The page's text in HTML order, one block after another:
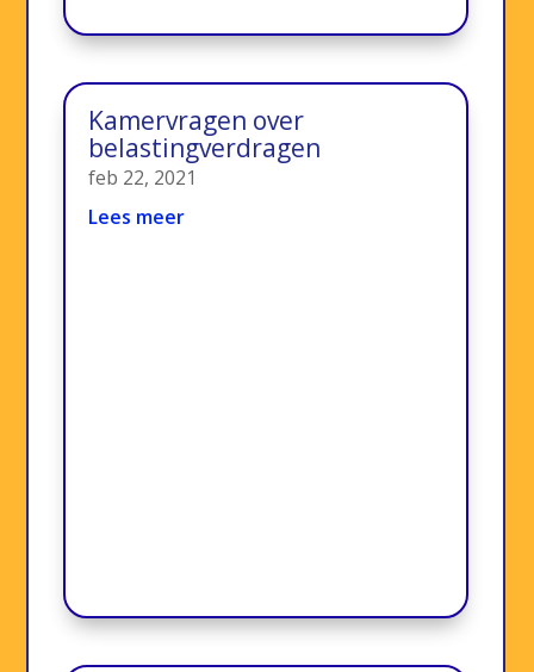
Kamervragen over
belastingverdragen
feb 22, 2021
Lees meer